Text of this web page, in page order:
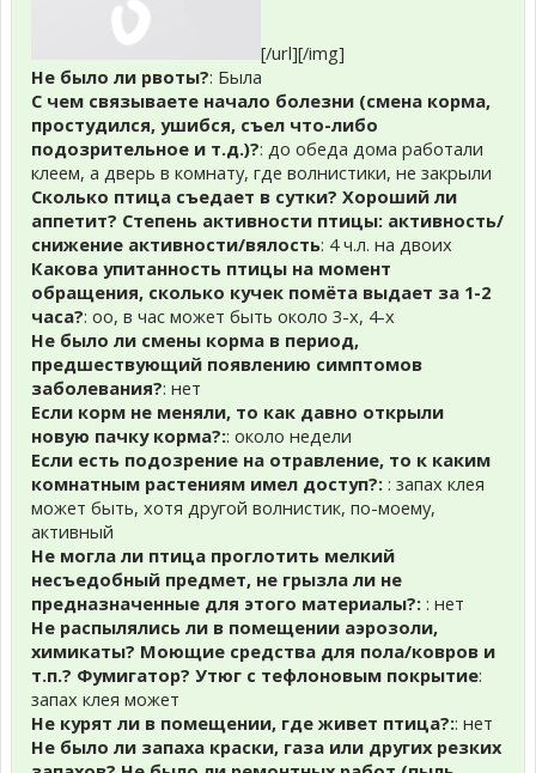
[/url][/img]
Не было ли рвоты?: Была
С чем связываете начало болезни (смена корма,
простудился, ушибся, съел что-либо
подозрительное и т.д.)?: до обеда дома работали
клеем, а дверь в комнату, где волнистики, не закрыли
Сколько птица съедает в сутки? Хороший ли
аппетит? Степень активности птицы: активность/
снижение активности/вялость: 4 ч.л. на двоих
Какова упитанность птицы на момент
обращения, сколько кучек помёта выдает за 1-2
часа?: оо, в час может быть около 3-х, 4-х
Не было ли смены корма в период,
предшествующий появлению симптомов
заболевания?: нет
Если корм не меняли, то как давно открыли
новую пачку корма?:: около недели
Если есть подозрение на отравление, то к каким
комнатным растениям имел доступ?: : запах клея
может быть, хотя другой волнистик, по-моему,
активный
Не могла ли птица проглотить мелкий
несъедобный предмет, не грызла ли не
предназначенные для этого материалы?: : нет
Не распылялись ли в помещении аэрозоли,
химикаты? Моющие средства для пола/ковров и
т.п.? Фумигатор? Утюг с тефлоновым покрытие:
запах клея может
Не курят ли в помещении, где живет птица?:: нет
Не было ли запаха краски, газа или других резких